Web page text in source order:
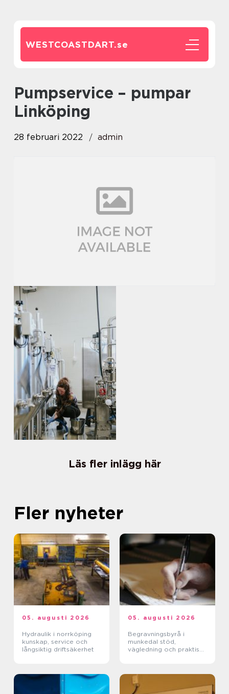
WESTCOASTDART.se
pumpservice – pumpar
Linköping
28 februari 2022 admin
Läs fler inlägg här
Fler nyheter
05. augusti 2026
Hydraulik i norrköping
kunskap, service och
långsiktig driftsäkerhet
05. augusti 2026
Begravningsbyrå i
munkedal stöd,
vägledning och praktisk